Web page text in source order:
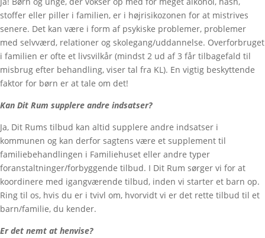
stoffer eller piller i familien, er i højrisikozonen for at mistrives
senere. Det kan være i form af psykiske problemer, problemer
med selvværd, relationer og skolegang/uddannelse. Overforbruget
i familien er ofte et livsvilkår (mindst 2 ud af 3 får tilbagefald til
misbrug efter behandling, viser tal fra KL). En vigtig beskyttende
faktor for børn er at tale om det!
Kan Dit Rum supplere andre indsatser?
Ja, Dit Rums tilbud kan altid supplere andre indsatser i
kommunen og kan derfor sagtens være et supplement til
familiebehandlingen i Familiehuset eller andre typer
foranstaltninger/forbyggende tilbud. I Dit Rum sørger vi for at
koordinere med igangværende tilbud, inden vi starter et barn op.
Ring til os, hvis du er i tvivl om, hvorvidt vi er det rette tilbud til et
barn/familie, du kender.
Er det nemt at henvise?